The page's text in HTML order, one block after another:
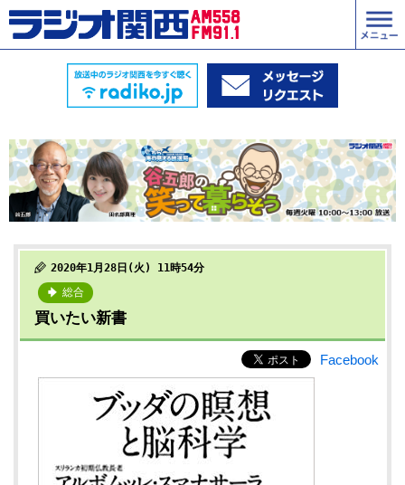
2020年1月28日(火) 11時54分
総合
買いたい新書
Facebook